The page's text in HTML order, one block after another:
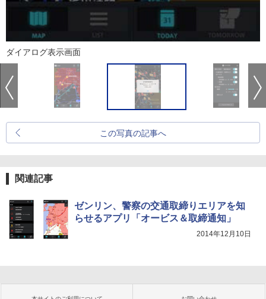
ダイアログ表示画面
この写真の記事へ
関連記事
ゼンリン、警察の交通取締りエリアを知
らせるアプリ「オービス＆取締通知」
2014年12月10日